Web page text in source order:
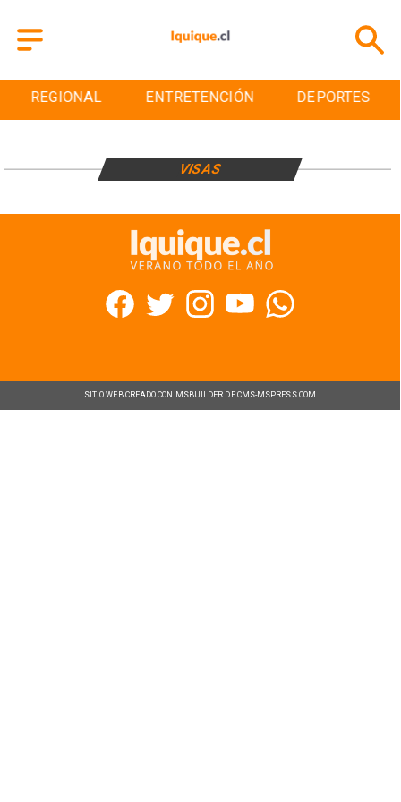
REGIONAL ENTRETENCIÓN DEPORTES
VISAS
SITIO WEB CREADO CON MSBUILDER DE CMS-MSPRESS.COM